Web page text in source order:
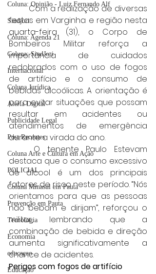
Coluna: Opinião - Luiz Fernando Alf
Sindjori
Coluna: Agenda 21
Coluna: SindJori
Internacional
Coluna Jurídica
Alerta Digital
Publicidade Legal
Post Recentes
Coluna Arte e Cultura em Ação
POLICIAL
Coluna Minasul em Pauta
Prevenção em Pauta
Tecnologia
Economia
educaçao
Educação
	Com a realização de diversas
festas em Varginha e região nesta
quarta-feira (31), o Corpo de
Bombeiros Militar reforça a
importância de cuidados
redobrados com o uso de fogos
de artifício e o consumo de
bebidas alcoólicas. A orientação é
para evitar situações que possam
resultar em acidentes ou
atendimentos de emergência
durante a virada do ano.
	O tenente Paulo Estevam
destaca que o consumo excessivo
de álcool é um dos principais
fatores de risco neste período. “Nós
orientamos para que as pessoas
não bebam e dirijam”, reforçou o
militar, lembrando que a
combinação de bebida e direção
aumenta significativamente a
chance de acidentes.
Perigos com fogos de artifício